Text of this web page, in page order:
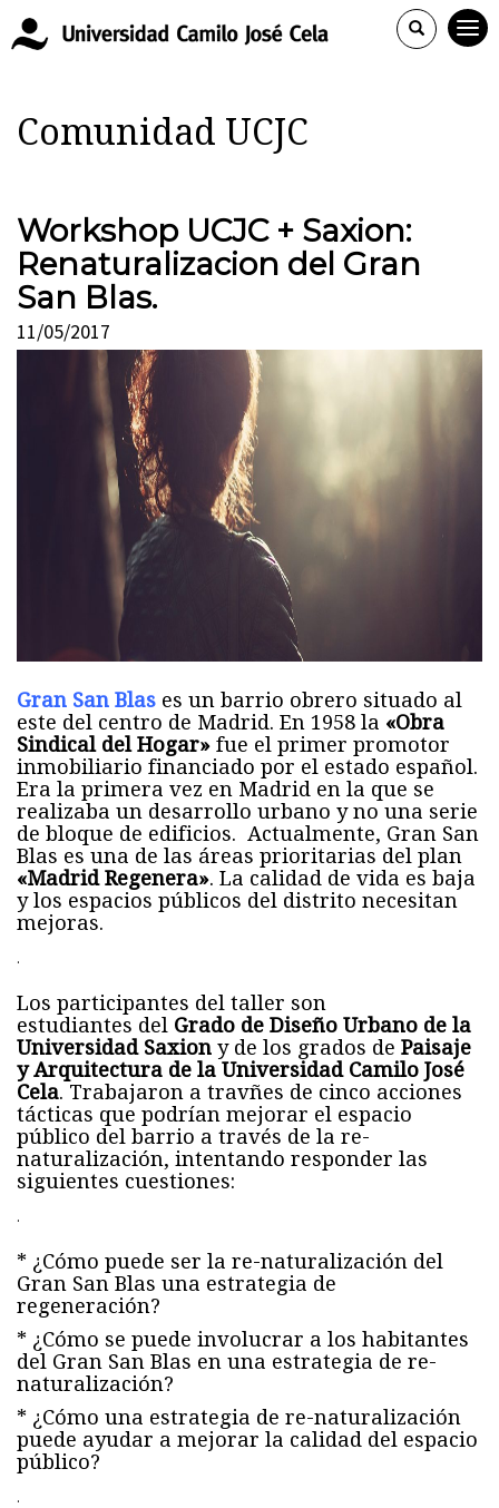
Comunidad UCJC
Workshop UCJC + Saxion:
Renaturalizacion del Gran
San Blas.
11/05/2017
Gran San Blas es un barrio obrero situado al
este del centro de Madrid. En 1958 la «Obra
Sindical del Hogar» fue el primer promotor
inmobiliario financiado por el estado español.
Era la primera vez en Madrid en la que se
realizaba un desarrollo urbano y no una serie
de bloque de edificios. Actualmente, Gran San
Blas es una de las áreas prioritarias del plan
«Madrid Regenera». La calidad de vida es baja
y los espacios públicos del distrito necesitan
mejoras.
.
Los participantes del taller son
estudiantes del Grado de Diseño Urbano de la
Universidad Saxion y de los grados de Paisaje
y Arquitectura de la Universidad Camilo José
Cela. Trabajaron a travñes de cinco acciones
tácticas que podrían mejorar el espacio
público del barrio a través de la re-
naturalización, intentando responder las
siguientes cuestiones:
.
* ¿Cómo puede ser la re-naturalización del
Gran San Blas una estrategia de
regeneración?
* ¿Cómo se puede involucrar a los habitantes
del Gran San Blas en una estrategia de re-
naturalización?
* ¿Cómo una estrategia de re-naturalización
puede ayudar a mejorar la calidad del espacio
público?
.